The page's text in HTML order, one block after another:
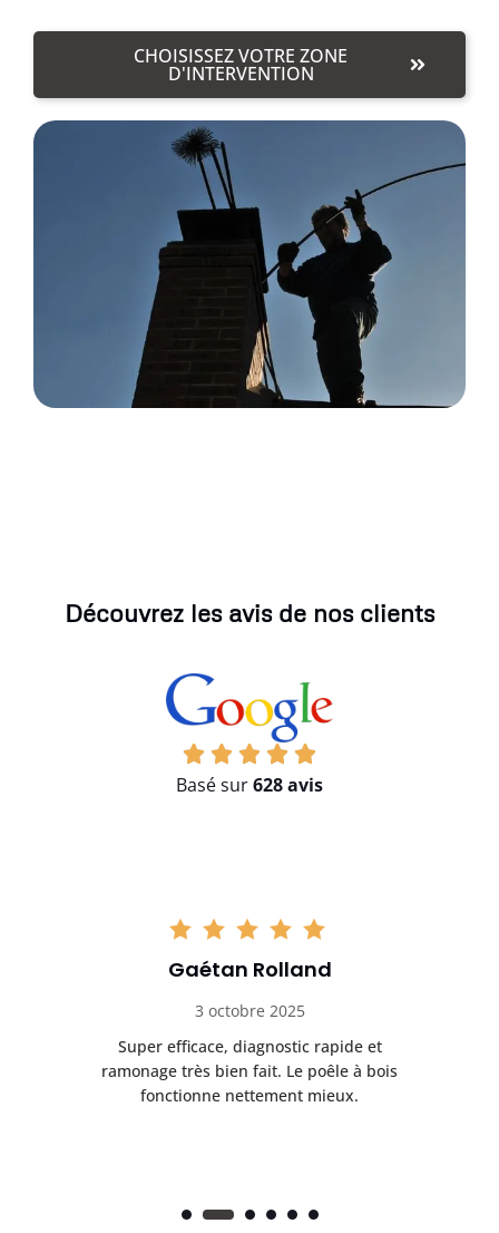
CHOISISSEZ VOTRE ZONE
D'INTERVENTION
Découvrez les avis de nos clients
Basé sur628 avis
Gaétan Rolland
3 octobre 2025
Super efficace, diagnostic rapide et
ramonage très bien fait. Le poêle à bois
fonctionne nettement mieux.